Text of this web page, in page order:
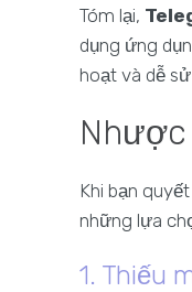
Tóm lại,
dụng ứng
hoạt và dễ
Khi bạn
những lựa
1. Thiếu